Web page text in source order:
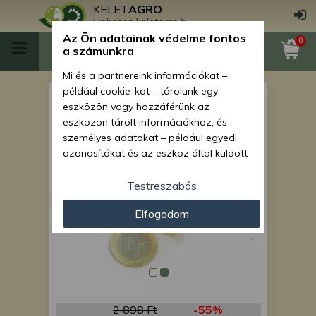
KELETAGRO
webshop.keletagro.hu
0
Balos anya Monosem
vetőgépekhez
2 898 Ft -55%
Az Ön adatainak védelme fontos
a számunkra
Mi és a partnereink információkat –
például cookie-kat – tárolunk egy
eszközön vagy hozzáférünk az
eszközön tárolt információkhoz, és
személyes adatokat – például egyedi
azonosítókat és az eszköz által küldött
személyre szabott hirdetések és
tartalom nyújtásához, hirdetés- és
tartalomméréshez, nézettségi adatok
gyűjtéséhez, valamint termékek
kifejlesztéséhez és a termékek
javításához. Az Ön engedélyével mi és a
partnereink eszközleolvasásos
adatokat és azonosítási információkat
Testreszabás
Elfogadom